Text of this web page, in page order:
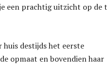
een prachtig uitzicht op de
huis destijds het eerste
opmaat en bovendien haar